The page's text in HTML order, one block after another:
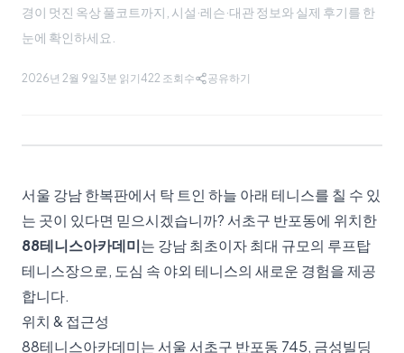
경이 멋진 옥상 풀코트까지, 시설·레슨·대관 정보와 실제 후기를 한
눈에 확인하세요.
2026년 2월 9일 3분 읽기422 조회수 공유하기
서울 강남 한복판에서 탁 트인 하늘 아래 테니스를 칠 수 있
는 곳이 있다면 믿으시겠습니까? 서초구 반포동에 위치한
88테니스아카데미는 강남 최초이자 최대 규모의 루프탑
테니스장으로, 도심 속 야외 테니스의 새로운 경험을 제공
합니다.
위치 & 접근성
88테니스아카데미는 서울 서초구 반포동 745, 금성빌딩